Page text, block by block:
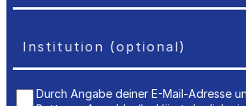
Durch Angabe deiner E-Mail-Adresse